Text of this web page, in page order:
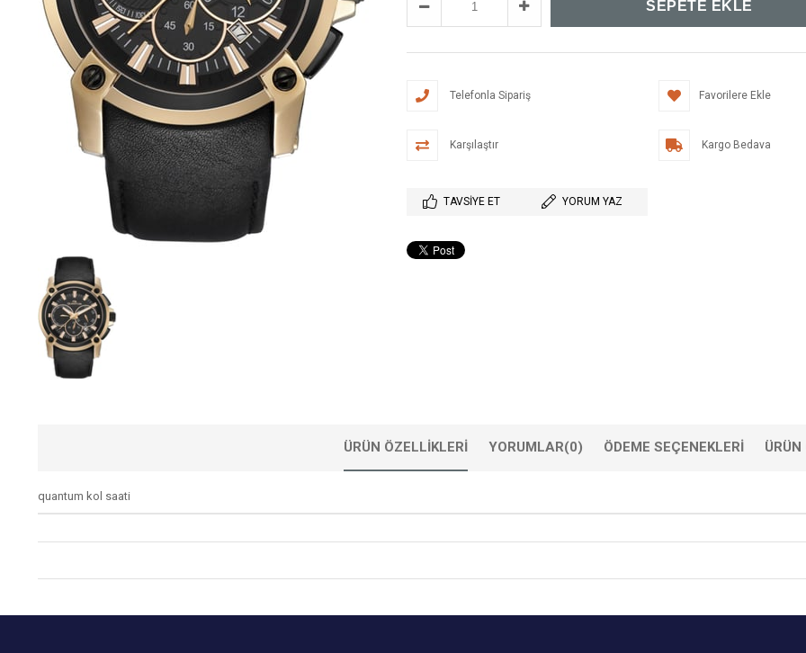
Telefonla Sipariş Favorilere Ekle
Karşılaştır Kargo Bedava
TAVSIYE ET YORUM YAZ
ÜRÜN ÖZELLIKLERI YORUMLAR(0) ÖDEME SEÇENEKLERI ÜRÜN
quantum kol saati